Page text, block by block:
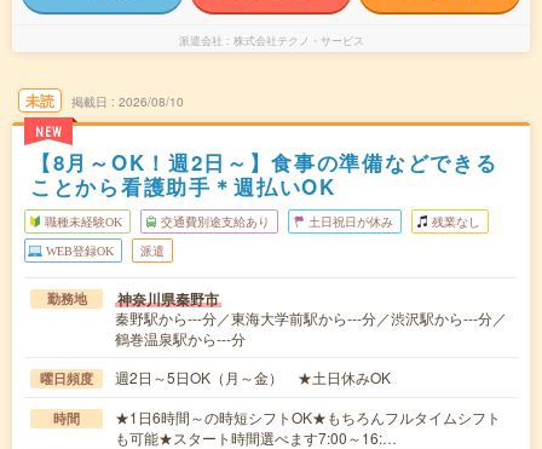
派遣会社 株式会社テクノ・サービス
未読
NEW
掲載日 2026/08/10
【8月～OK！週2日～】食事の準備などできる
ことから看護助手＊週払いOK
職種未経験OK 交通費別途支給あり 土日祝日が休み 残業なし
WEB登録OK 派遣
勤務地 神奈川県秦野市
秦野駅から---分／東海大学前駅から---分／渋沢駅から---分／
鶴巻温泉駅から---分
曜日頻度 週2日～5日OK（月～金） ★土日休みOK
時間
★1日6時間～の時短シフトOK★もちろんフルタイムシフト
も可能★スタート時間選べます7:00～16:…